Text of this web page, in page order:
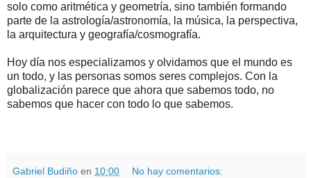
solo como aritmética y geometría, sino también formando
parte de la astrología/astronomía, la música, la perspectiva,
la arquitectura y geografía/cosmografía.
Hoy día nos especializamos y olvidamos que el mundo es
un todo, y las personas somos seres complejos. Con la
globalización parece que ahora que sabemos todo, no
sabemos que hacer con todo lo que sabemos.
Gabriel Budiño en 10:00 No hay comentarios: